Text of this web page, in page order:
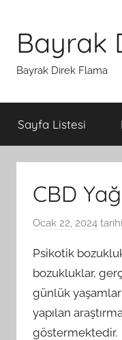
Bayrak
Bayrak Direk Flama
Sayfa Listesi
CBD
Ocak 22, 2024
Psikotik
bozukluklar,
günlük
yapılan
göstermektedir.